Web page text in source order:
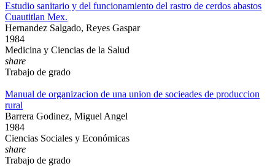
Estudio sanitario y del funcionamiento del rastro de cerdos abastos
Cuautitlan Mex.
Hernandez Salgado, Reyes Gaspar
1984
Medicina y Ciencias de la Salud
share
Trabajo de grado
Manual de organizacion de una union de socieades de produccion
rural
Barrera Godinez, Miguel Angel
1984
Ciencias Sociales y Económicas
share
Trabajo de grado